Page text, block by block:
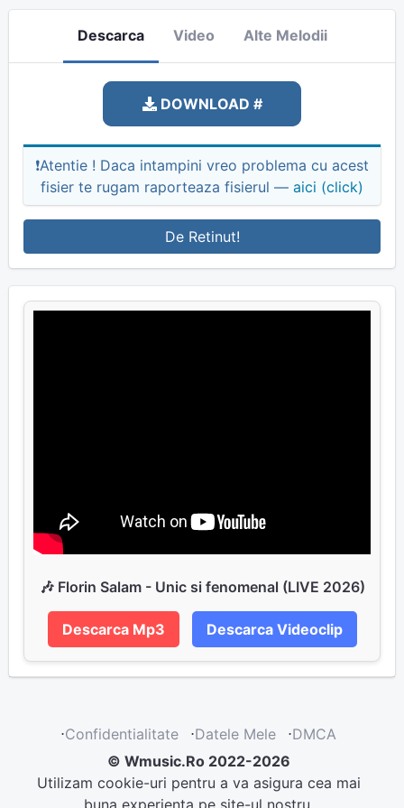
Descarca Video Alte Melodii
DOWNLOAD #
❗Atentie ! Daca intampini vreo problema cu acest
fisier te rugam raporteaza fisierul — aici (click)
De Retinut!
🎶 Florin Salam - Unic si fenomenal (LIVE 2026)
Descarca Mp3 Descarca Videoclip
⋅Confidentialitate ⋅Datele Mele ⋅DMCA
© Wmusic.Ro 2022-2026
Utilizam cookie-uri pentru a va asigura cea mai
buna experienta pe site-ul nostru.